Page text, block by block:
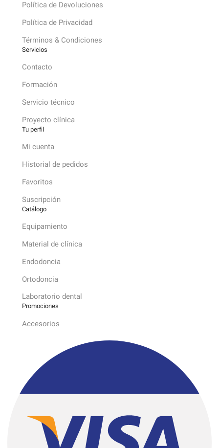
Política de Devoluciones
Política de Privacidad
Términos & Condiciones
Servicios
Contacto
Formación
Servicio técnico
Proyecto clínica
Tu perfil
Mi cuenta
Historial de pedidos
Favoritos
Suscripción
Catálogo
Equipamiento
Material de clínica
Endodoncia
Ortodoncia
Laboratorio dental
Promociones
Accesorios